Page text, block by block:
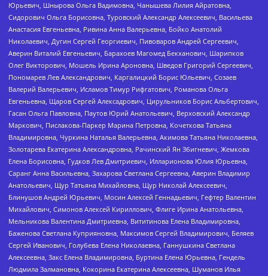
Юрьевич, Шнырова Ольга Вадимовна, Чанышева Лилия Айратовна,
Сидорович Ольга Борисовна, Туровский Александр Алексеевич, Васильева
Анастасия Евгеньевна, Ривина Анна Валерьевна, Бойко Анатолий
Николаевич, Дугин Сергей Георгиевич, Пивоваров Андрей Сергеевич,
Аверин Виталий Евгеньевич, Барахоев Магомед Бекханович, Шарипков
Олег Викторович, Мошель Ирина Ароновна, Шведов Григорий Сергеевич,
Пономарев Лев Александрович, Каргалицкий Борис Юльевич, Созаев
Валерий Валерьевич, Исламов Тимур Рифгатович, Романова Ольга
Евгеньевна, Щаров Сергей Алексадрович, Цирульников Борис Альбертович,
Гасан Ольга Павловна, Паутов Юрий Анатольевич, Верховский Александр
Маркович, Пислакова-Паркер Марина Петровна, Кочеткова Татьяна
Владимировна, Чуркина Наталья Валерьевна, Акимова Татьяна Николаевна,
Золотарева Екатерина Александровна, Рачинский Ян Збигневич, Жемкова
Елена Борисовна, Гудков Лев Дмитриевич, Илларионова Юлия Юрьевна,
Саранг Анна Васильевна, Захарова Светлана Сергеевна, Аверин Владимир
Анатольевич, Щур Татьяна Михайловна, Щур Николай Алексеевич,
Блинушов Андрей Юрьевич, Мосин Алексей Геннадьевич, Гефтер Валентин
Михайлович, Симонов Алексей Кириллович, Флиге Ирина Анатольевна,
Мельникова Валентина Дмитриевна, Вититинова Елена Владимировна,
Баженова Светлана Куприяновна, Максимов Сергей Владимирович, Беляев
Сергей Иванович, Голубева Елена Николаевна, Ганнушкина Светлана
Алексеевна, Закс Елена Владимировна, Буртина Елена Юрьевна, Гендель
Людмила Залмановна, Кокорина Екатерина Алексеевна, Шуманов Илья